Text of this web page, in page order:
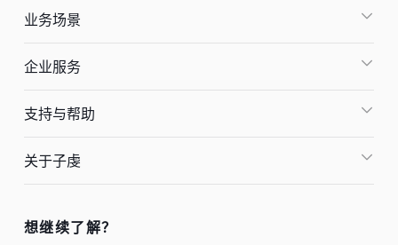
业务场景
企业服务
支持与帮助
关于子虔
想继续了解？